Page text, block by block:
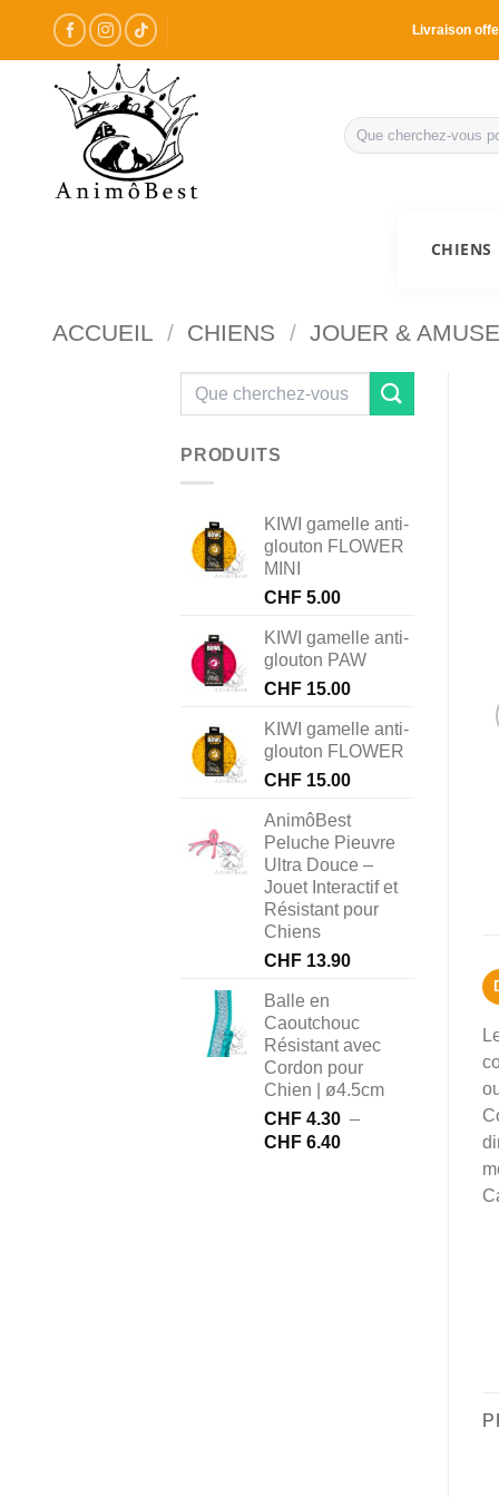
contenu
Livraison
Recherche
pour :
CHIENS
ACCUEIL / CHIENS / JOUER &
pour :
PRODUITS
KIWI gamelle anti-
glouton FLOWER
MINI
CHF 5.00
KIWI gamelle anti-
glouton PAW
CHF 15.00
KIWI gamelle anti-
glouton FLOWER
CHF 15.00
AnimôBest
Peluche Pieuvre
Ultra Douce –
Jouet Interactif et
Résistant pour
Chiens
CHF 13.90
Balle en
Caoutchouc
Résistant avec
Cordon pour
Chien | ø4.5cm
CHF 4.30 –
CHF 6.40Plage